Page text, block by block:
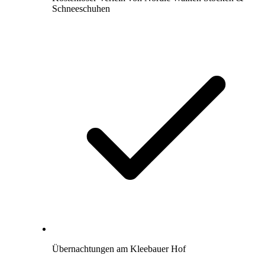
Schneeschuhen
Übernachtungen am Kleebauer Hof